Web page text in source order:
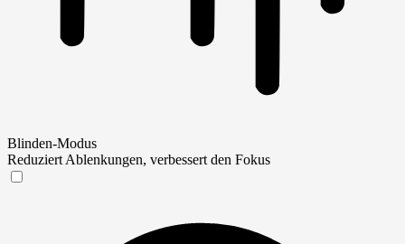
Blinden-Modus
Reduziert Ablenkungen, verbessert den Fokus